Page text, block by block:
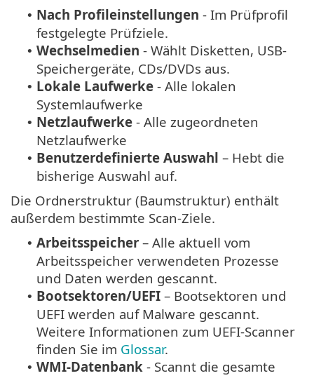
• Nach Profileinstellungen - Im Prüfprofil
festgelegte Prüfziele.
• Wechselmedien - Wählt Disketten, USB-
Speichergeräte, CDs/DVDs aus.
• Lokale Laufwerke - Alle lokalen
Systemlaufwerke
• Netzlaufwerke - Alle zugeordneten
Netzlaufwerke
• Benutzerdefinierte Auswahl – Hebt die
bisherige Auswahl auf.
Die Ordnerstruktur (Baumstruktur) enthält
außerdem bestimmte Scan-Ziele.
• Arbeitsspeicher – Alle aktuell vom
Arbeitsspeicher verwendeten Prozesse
und Daten werden gescannt.
• Bootsektoren/UEFI – Bootsektoren und
UEFI werden auf Malware gescannt.
Weitere Informationen zum UEFI-Scanner
finden Sie im Glossar.
• WMI-Datenbank - Scannt die gesamte